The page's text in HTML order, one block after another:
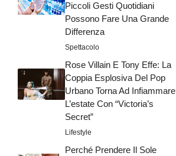
Piccoli Gesti Quotidiani
Possono Fare Una Grande
Differenza
Spettacolo
Rose Villain E Tony Effe: La
Coppia Esplosiva Del Pop
Urbano Torna Ad Infiammare
L’estate Con “Victoria’s
Secret”
Lifestyle
Perché Prendere Il Sole